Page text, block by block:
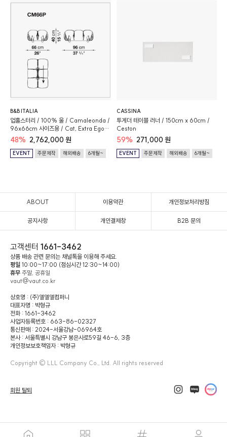
B&B ITALIA
업홀스터리 / 100% 울 / Camaleonda /
96x66cm 사이즈용 / Cat, Extra Ego,
Green (400)
48% 2,762,000 원
EVENT 주문제작 해외배송 6개월~
CASSINA
투게더 테이블 러너 / 150cm x 60cm /
Ceston
59% 271,000 원
EVENT 주문제작 해외배송 6개월~
ABOUT 이용약관 개인정보처리방침
공지사항 개인결제창 B2B 문의
고객센터 1661-3462
상품 배송 관련 문의는 채널톡을 이용해 주세요.
평일 10:00~17:00 (점심시간 12:30~14:00)
휴무 주말, 공휴일
vaut@vaut.co.kr
상호명 : (주)엘엘엘컴퍼니
대표자명 : 박형규
전화 : 1661-3462
사업자등록번호 : 663-86-02327
통신판매 : 2024-서울강남-06964호
본사 : 서울특별시 강남구 봉은사로59길 46-6, 3층
개인정보보호책임자 : 박형규
Copyright © LLL Company Co., Ltd. All rights reserved
회원 탈퇴